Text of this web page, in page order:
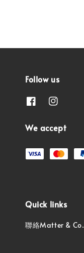
Follow us
We accept
Quick links
聯絡Matter & Co.